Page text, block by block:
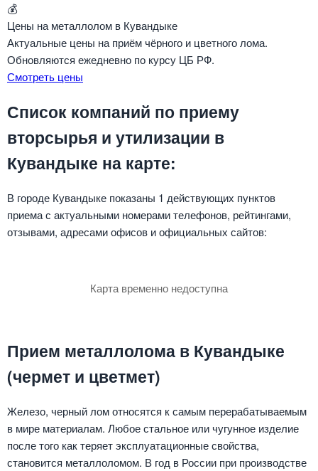
💰
Цены на металлолом в Кувандыке
Актуальные цены на приём чёрного и цветного лома.
Обновляются ежедневно по курсу ЦБ РФ.
Смотреть цены
Список компаний по приему
вторсырья и утилизации в
Кувандыке на карте:
В городе Кувандыке показаны 1 действующих пунктов
приема с актуальными номерами телефонов, рейтингами,
отзывами, адресами офисов и официальных сайтов:
Карта временно недоступна
Прием металлолома в Кувандыке
(чермет и цветмет)
Железо, черный лом относятся к самым перерабатываемым
в мире материалам. Любое стальное или чугунное изделие
после того как теряет эксплуатационные свойства,
становится металлоломом. В год в России при производстве